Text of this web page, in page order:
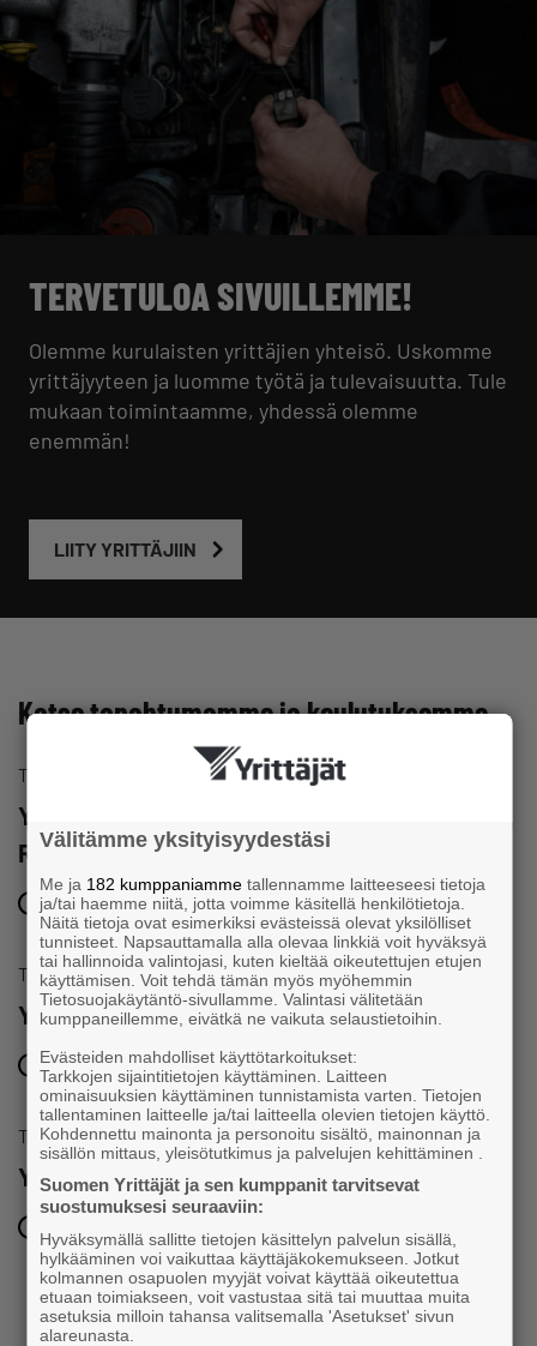
TERVETULOA SIVUILLEMME!
Olemme kurulaisten yrittäjien yhteisö. Uskomme
yrittäjyyteen ja luomme työtä ja tulevaisuutta. Tule
mukaan toimintaamme, yhdessä olemme
enemmän!
LIITY YRITTÄJIIN
Katso tapahtumamme ja koulutuksemme
Tapahtuma
Yrittäjän päivän juhlat 5.9. | Tampereen
Raatihuone ja Komediateatterin Palatsi
5.9.2026 klo 17:00 – 6.9.2026 klo 00:00
Tapahtuma
Yrittäjäaamu Tampereella
22.10.2026 klo 08:30 – 10:00
Tapahtuma
Yrittäjäaamu Tampereella
1.12.2026 klo 08:30 – 10:00
KATSO KAIKKI TAPAHTUMAT
Välitämme yksityisyydestäsi
Me ja 182 kumppaniammetallennamme laitteeseesi tietoja
ja/tai haemme niitä, jotta voimme käsitellä henkilötietoja.
Näitä tietoja ovat esimerkiksi evästeissä olevat yksilölliset
tunnisteet. Napsauttamalla alla olevaa linkkiä voit hyväksyä
tai hallinnoida valintojasi, kuten kieltää oikeutettujen etujen
käyttämisen. Voit tehdä tämän myös myöhemmin
Tietosuojakäytäntö-sivullamme. Valintasi välitetään
kumppaneillemme, eivätkä ne vaikuta selaustietoihin.
Evästeiden mahdolliset käyttötarkoitukset:
Tarkkojen sijaintitietojen käyttäminen. Laitteen
ominaisuuksien käyttäminen tunnistamista varten. Tietojen
tallentaminen laitteelle ja/tai laitteella olevien tietojen käyttö.
Kohdennettu mainonta ja personoitu sisältö, mainonnan ja
sisällön mittaus, yleisötutkimus ja palvelujen kehittäminen .
Suomen Yrittäjät ja sen kumppanit tarvitsevat
suostumuksesi seuraaviin:
Hyväksymällä sallitte tietojen käsittelyn palvelun sisällä,
hylkääminen voi vaikuttaa käyttäjäkokemukseen. Jotkut
kolmannen osapuolen myyjät voivat käyttää oikeutettua
etuaan toimiakseen, voit vastustaa sitä tai muuttaa muita
asetuksia milloin tahansa valitsemalla 'Asetukset' sivun
alareunasta.